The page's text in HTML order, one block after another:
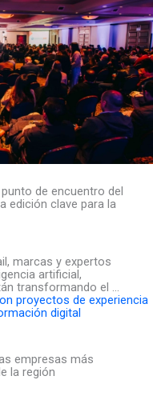
de encuentro del
edición clave para la
marcas y expertos
artificial,
transformando el ...
empresas más
la región